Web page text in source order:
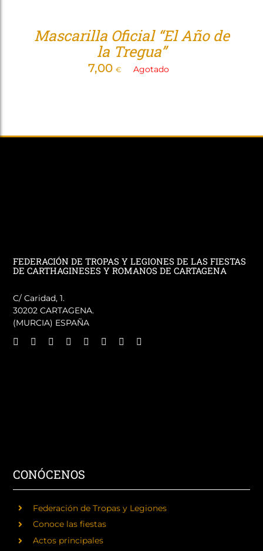
Mascarilla Oficial “El Año de
la Tregua”
7,00 € Agotado
FEDERACIÓN DE TROPAS Y LEGIONES DE LAS FIESTAS
DE CARTHAGINESES Y ROMANOS DE CARTAGENA
C/ Caridad, 1.
30202 CARTAGENA.
(MURCIA) ESPAÑA
CONÓCENOS
Federación de Tropas y Legiones
Conoce las fiestas
Actos principales